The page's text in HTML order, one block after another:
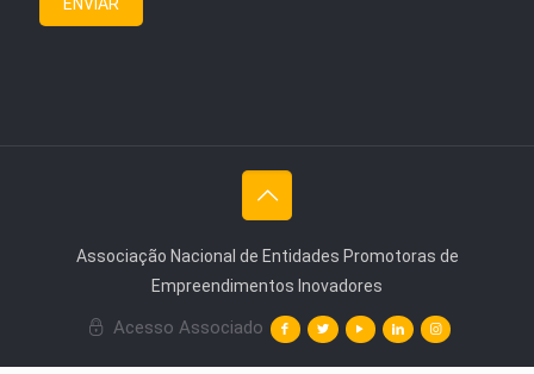
Associação Nacional de Entidades Promotoras de
Empreendimentos Inovadores
Acesso Associado